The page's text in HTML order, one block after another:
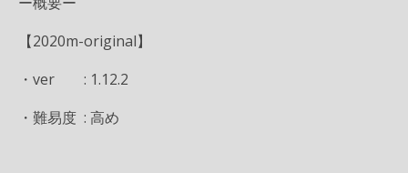
e
b
o
o
k
n
a
【2020m-original】
・ver : 1.12.2
・難易度 : 高め